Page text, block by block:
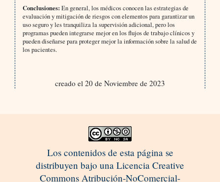
Conclusiones: En general, los médicos conocen las estrategias de
evaluación y mitigación de riesgos con elementos para garantizar un
uso seguro y les tranquiliza la supervisión adicional, pero los
programas pueden integrarse mejor en los flujos de trabajo clínicos y
pueden diseñarse para proteger mejor la información sobre la salud de
los pacientes.
creado el 20 de Noviembre de 2023
Los contenidos de esta página se
distribuyen bajo una Licencia Creative
Commons Atribución-NoComercial-